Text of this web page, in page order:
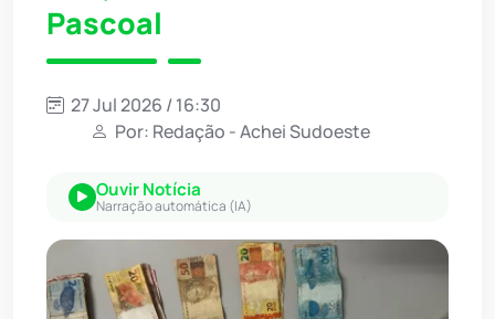
Pascoal
27 Jul 2026 / 16:30
Por: Redação - Achei Sudoeste
Ouvir Notícia
Narração automática (IA)